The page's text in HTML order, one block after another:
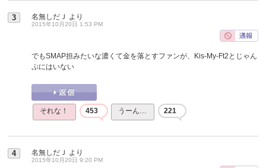
3 名無しだＪ より
2015年10月20日 1:53 PM
でもSMAP担みたいな濃くて金を落とすファンが、Kis-My-Ft2とじゃん
ぷにはいない
それな！ 453 うーん… 221
4 名無しだＪ より
2015年10月20日 9:20 PM